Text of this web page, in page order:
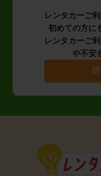
レンタカーご
初めての方に
レンタカーご
や不安